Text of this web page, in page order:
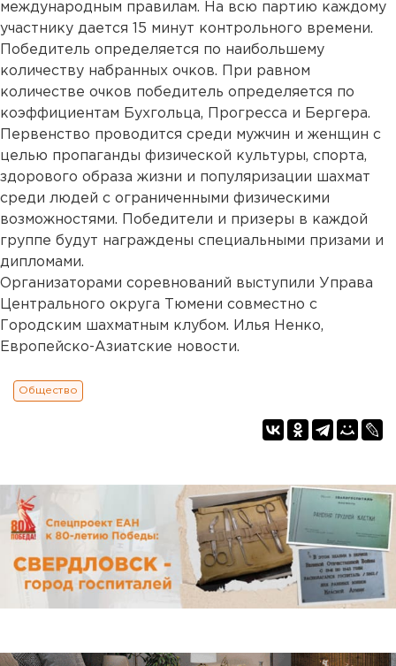
международным правилам. На всю партию каждому
участнику дается 15 минут контрольного времени.
Победитель определяется по наибольшему
количеству набранных очков. При равном
количестве очков победитель определяется по
коэффициентам Бухгольца, Прогресса и Бергера.
Первенство проводится среди мужчин и женщин с
целью пропаганды физической культуры, спорта,
здорового образа жизни и популяризации шахмат
среди людей с ограниченными физическими
возможностями. Победители и призеры в каждой
группе будут награждены специальными призами и
дипломами.
Организаторами соревнований выступили Управа
Центрального округа Тюмени совместно с
Городским шахматным клубом. Илья Ненко,
Европейско-Азиатские новости.
Общество